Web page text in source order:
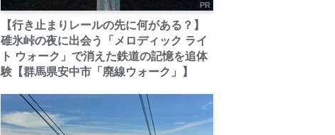
PR
【行き止まりレールの先に何がある？】
碓氷峠の夜に出会う「メロディック ライ
ト ウォーク」で消えた鉄道の記憶を追体
験【群馬県安中市「廃線ウォーク」】